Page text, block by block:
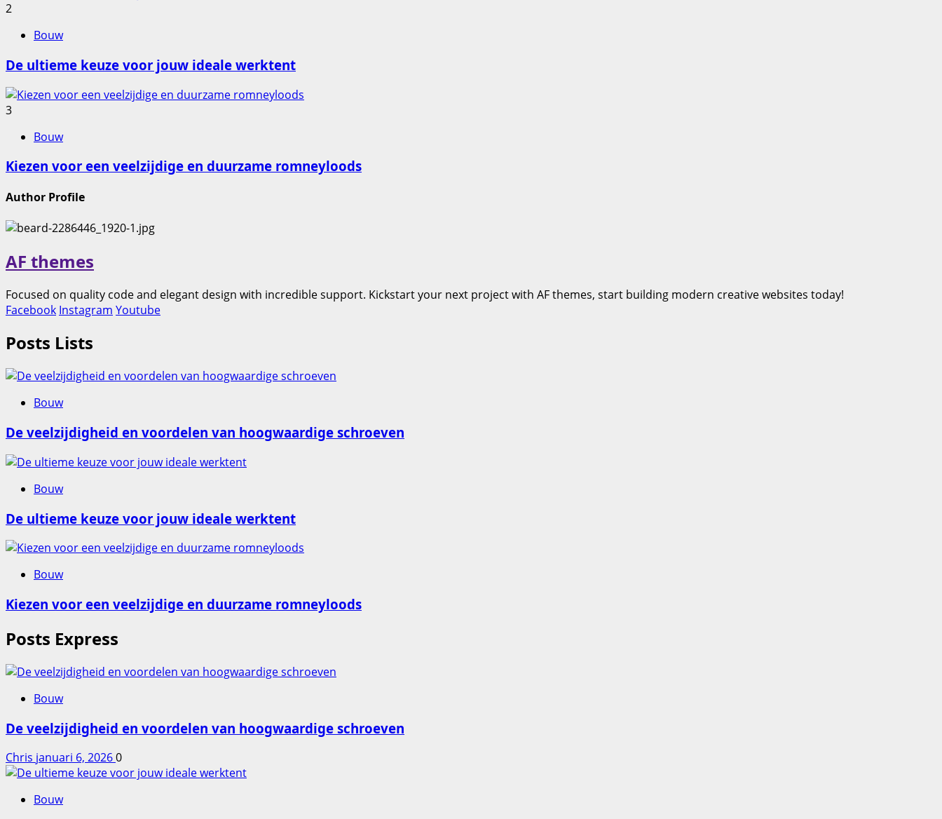
2
Bouw
De ultieme keuze voor jouw ideale werktent
3
Bouw
Kiezen voor een veelzijdige en duurzame romneyloods
Author Profile
AF themes
Focused on quality code and elegant design with incredible support. Kickstart your next project with AF themes, start building modern creative websites today!
Facebook Instagram Youtube
Posts Lists
Bouw
De veelzijdigheid en voordelen van hoogwaardige schroeven
Bouw
De ultieme keuze voor jouw ideale werktent
Bouw
Kiezen voor een veelzijdige en duurzame romneyloods
Posts Express
Bouw
De veelzijdigheid en voordelen van hoogwaardige schroeven
Chris januari 6, 20260
Bouw